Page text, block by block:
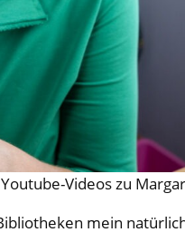
Videos zu
mein